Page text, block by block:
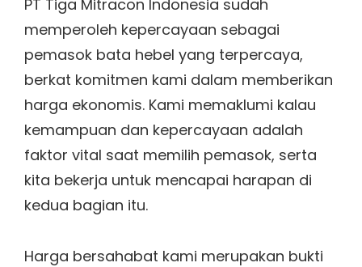
PT Tiga Mitracon Indonesia sudah
memperoleh kepercayaan sebagai
pemasok bata hebel yang terpercaya,
berkat komitmen kami dalam memberikan
harga ekonomis. Kami memaklumi kalau
kemampuan dan kepercayaan adalah
faktor vital saat memilih pemasok, serta
kita bekerja untuk mencapai harapan di
kedua bagian itu.
Harga bersahabat kami merupakan bukti